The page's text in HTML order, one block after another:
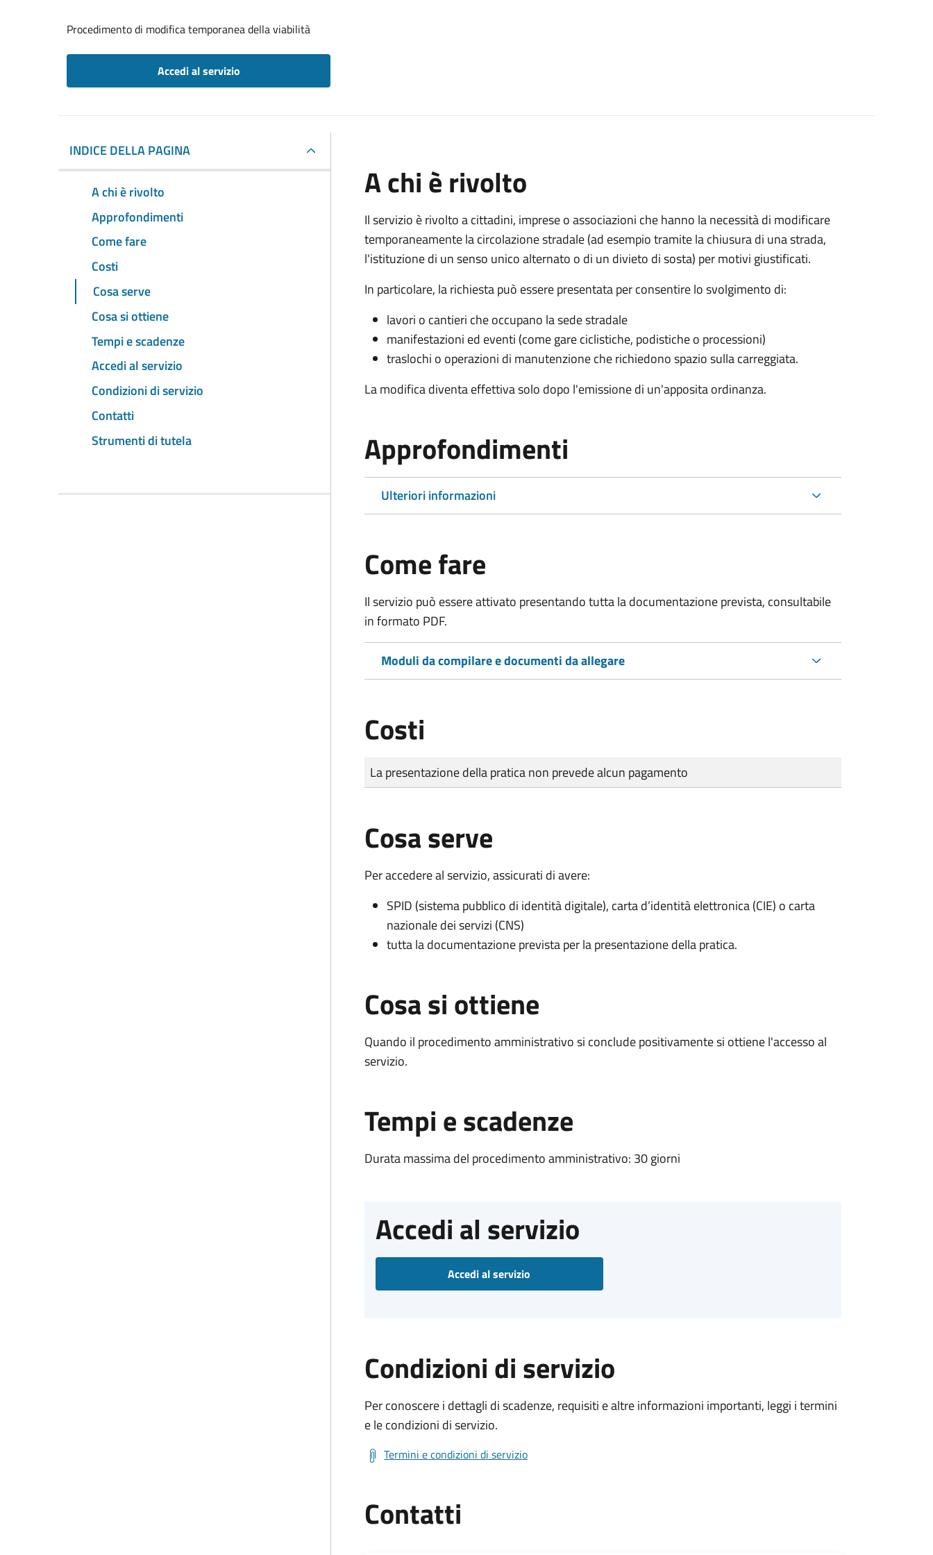
Procedimento di modifica temporanea della viabilità
Accedi al servizio
INDICE DELLA PAGINA
A chi è rivolto
Approfondimenti
Come fare
Costi
Cosa serve
Cosa si ottiene
Tempi e scadenze
Accedi al servizio
Condizioni di servizio
Contatti
Strumenti di tutela
A chi è rivolto
Il servizio è rivolto a cittadini, imprese o associazioni che hanno la necessità di modificare
temporaneamente la circolazione stradale (ad esempio tramite la chiusura di una strada,
l'istituzione di un senso unico alternato o di un divieto di sosta) per motivi giustificati.
In particolare, la richiesta può essere presentata per consentire lo svolgimento di:
lavori o cantieri che occupano la sede stradale
manifestazioni ed eventi (come gare ciclistiche, podistiche o processioni)
traslochi o operazioni di manutenzione che richiedono spazio sulla carreggiata.
La modifica diventa effettiva solo dopo l'emissione di un'apposita ordinanza.
Approfondimenti
Ulteriori informazioni
Come fare
Il servizio può essere attivato presentando tutta la documentazione prevista, consultabile
in formato PDF.
Moduli da compilare e documenti da allegare
Costi
Tipo di pagamento
Importo
La presentazione della pratica non prevede alcun pagamento
Cosa serve
Per accedere al servizio, assicurati di avere:
SPID (sistema pubblico di identità digitale), carta d’identità elettronica (CIE) o carta
nazionale dei servizi (CNS)
tutta la documentazione prevista per la presentazione della pratica.
Cosa si ottiene
Quando il procedimento amministrativo si conclude positivamente si ottiene l'accesso al
servizio.
Tempi e scadenze
Durata massima del procedimento amministrativo: 30 giorni
Accedi al servizio
Accedi al servizio
Condizioni di servizio
Per conoscere i dettagli di scadenze, requisiti e altre informazioni importanti, leggi i termini
e le condizioni di servizio.
Termini e condizioni di servizio
Contatti